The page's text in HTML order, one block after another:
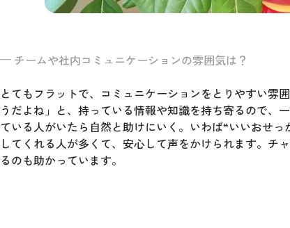
チームや社内コミュニケーションの雰囲気は？
とてもフラットで、コミュニケーションをとりやすい雰
うだよね」と、持っている情報や知識を持ち寄るので、
ている人がいたら自然と助けにいく。いわば“いいおせ
してくれる人が多くて、安心して声をかけられます。チ
るのも助かっています。